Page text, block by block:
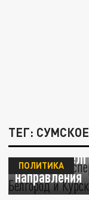
ТЕГ:
Военный
атаку на
направления
ПОЛИТИКА